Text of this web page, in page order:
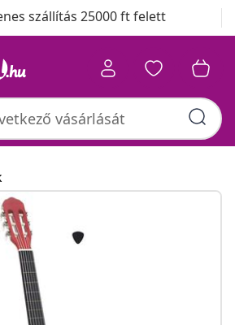
szállítás 25000 ft felett